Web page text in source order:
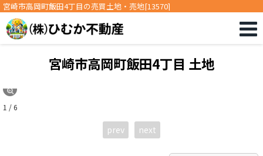
宮崎市高岡町飯田4丁目の売買土地・売地[13570]
宮崎市高岡町飯田4丁目 土地
1 / 6
prev next